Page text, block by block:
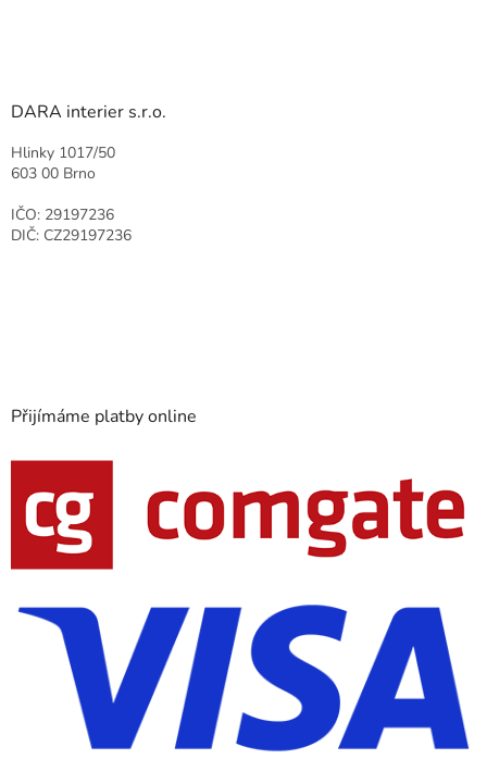
DARA interier s.r.o.
Hlinky 1017/50
603 00 Brno
IČO: 29197236
DIČ: CZ29197236
Přijímáme platby online